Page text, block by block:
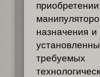
назначения